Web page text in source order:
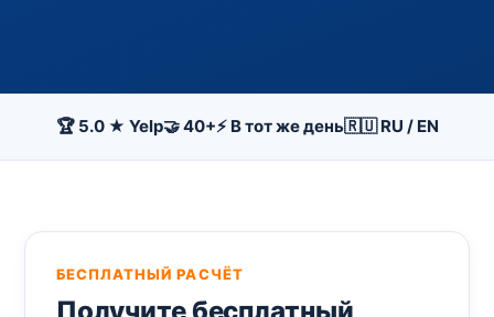
🏆 5.0 ★ Yelp🤝 40+⚡ В тот же день🇷🇺 RU / EN
БЕСПЛАТНЫЙ РАСЧЁТ